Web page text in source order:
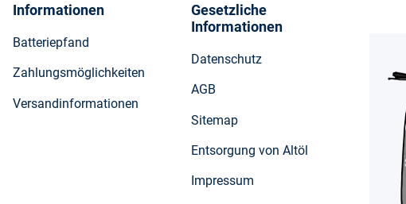
Informationen
Batteriepfand
Zahlungsmöglichkeiten
Versandinformationen
Gesetzliche
Informationen
Datenschutz
AGB
Sitemap
Entsorgung von Altöl
Impressum